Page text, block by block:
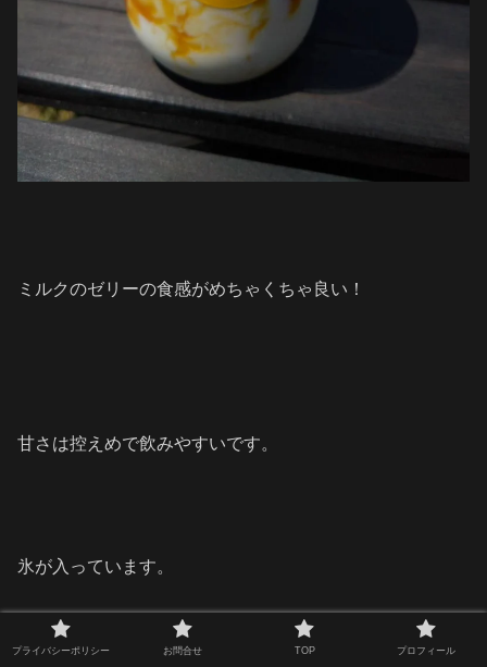
ミルクのゼリーの食感がめちゃくちゃ良い！
甘さは控えめで飲みやすいです。
氷が入っています。
よく混ぜてから飲みましょう！
プライバシーポリシー お問合せ TOP プロフィール